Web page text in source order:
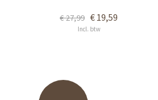
€ 27,99 € 19,59
Incl. btw